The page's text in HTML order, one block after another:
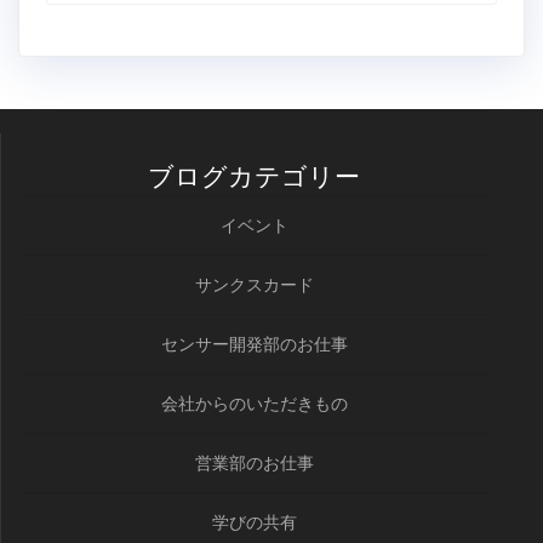
ブログカテゴリー
イベント
サンクスカード
センサー開発部のお仕事
会社からのいただきもの
営業部のお仕事
学びの共有